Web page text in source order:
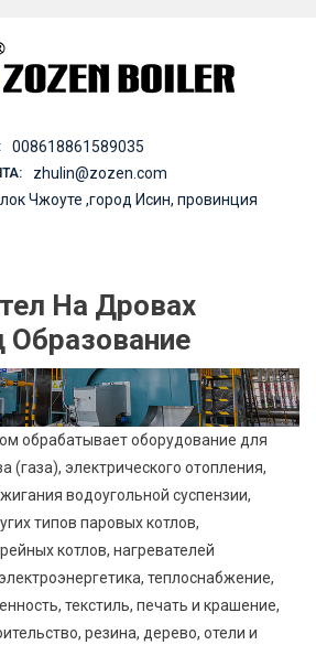
008618861589035
zhulin@zozen.com
Чжоуте ,город Исин, провинция
На Дровах
Образование
обрабатывает оборудование для
(газа), электрического отопления,
водоугольной суспензии,
типов паровых котлов,
котлов, нагревателей
теплоснабжение,
текстиль, печать и крашение,
резина, дерево, отели и